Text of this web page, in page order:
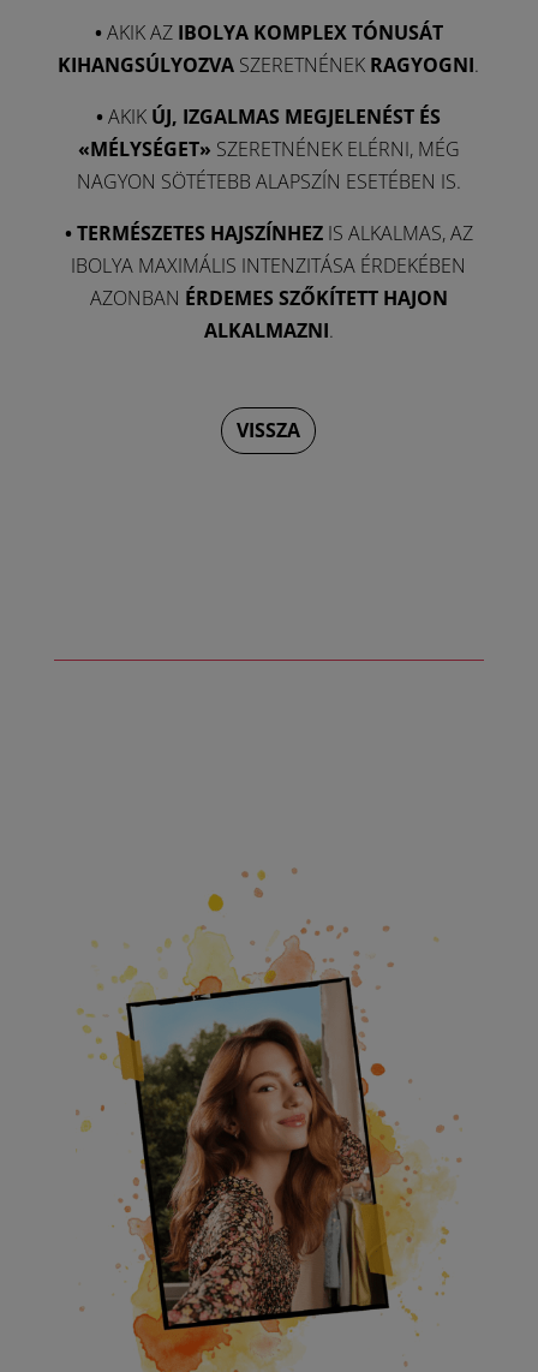
•AKIK AZ IBOLYA KOMPLEX TÓNUSÁT
KIHANGSÚLYOZVA SZERETNÉNEK RAGYOGNI.
•AKIK ÚJ, IZGALMAS MEGJELENÉST ÉS
«MÉLYSÉGET» SZERETNÉNEK ELÉRNI, MÉG
NAGYON SÖTÉTEBB ALAPSZÍN ESETÉBEN IS.
•TERMÉSZETES HAJSZÍNHEZIS ALKALMAS, AZ
IBOLYA MAXIMÁLIS INTENZITÁSA ÉRDEKÉBEN
AZONBAN ÉRDEMES SZŐKÍTETT HAJON
ALKALMAZNI.
VISSZA